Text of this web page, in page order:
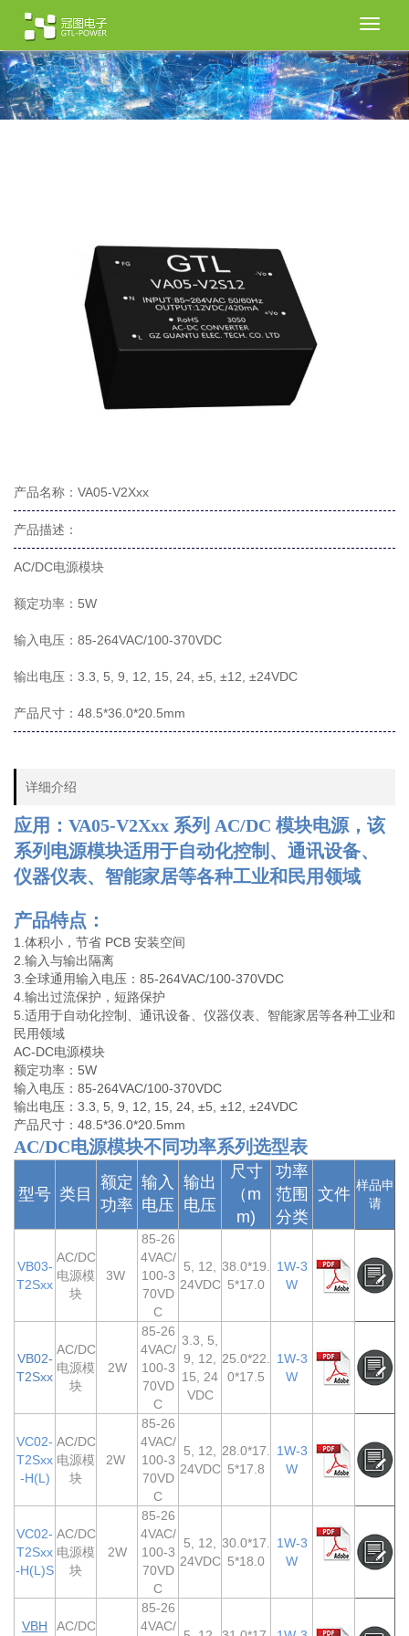
切
导
航
产品名称：VA05-V2Xxx
产品描述：
AC/DC电源模块
额定功率：5W
输入电压：85-264VAC/100-370VDC
输出电压：3.3, 5, 9, 12, 15, 24, ±5, ±12, ±24VDC
产品尺寸：48.5*36.0*20.5mm
详细介绍
应用：VA05-V2Xxx 系列 AC/DC 模块电源，该
系列电源模块适用于自动化控制、通讯设备、
仪器仪表、智能家居等各种工业和民用领域
产品特点：
1.体积小，节省 PCB 安装空间
2.输入与输出隔离
3.全球通用输入电压：85-264VAC/100-370VDC
4.输出过流保护，短路保护
5.适用于自动化控制、通讯设备、仪器仪表、智能家居等各种工业和
民用领域
AC-DC电源模块
额定功率：5W
输入电压：85-264VAC/100-370VDC
输出电压：3.3, 5, 9, 12, 15, 24, ±5, ±12, ±24VDC
产品尺寸：48.5*36.0*20.5mm
AC/DC电源模块不同功率系列选型表
型号 类目
额定
功率
输入
电压
输出
电压
尺寸
（m
m)
功率
范围
分类
文件 样品申
请
VB03-
T2Sxx
AC/DC
电源模
块
3W
85-26
4VAC/
100-3
70VD
C
5, 12,
24VDC
38.0*19.
5*17.0
1W-3
W
VB02-
T2Sxx
AC/DC
电源模
块
2W
85-26
4VAC/
100-3
70VD
C
3.3, 5,
9, 12,
15, 24
VDC
25.0*22.
0*17.5
1W-3
W
VC02-
T2Sxx
-H(L)
AC/DC
电源模
块
2W
85-26
4VAC/
100-3
70VD
C
5, 12,
24VDC
28.0*17.
5*17.8
1W-3
W
VC02-
T2Sxx
-H(L)S
AC/DC
电源模
块
2W
85-26
4VAC/
100-3
70VD
C
5, 12,
24VDC
30.0*17.
5*18.0
1W-3
W
VBH AC/DC
85-26
4VAC/